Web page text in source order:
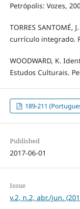
Petrópolis: Vozes,
TORRES
currículo integrado.
WOODWARD, K.
Estudos Culturais.
189-211
Published
2017-06-01
Issue
v.2, n.2, abr./jun.